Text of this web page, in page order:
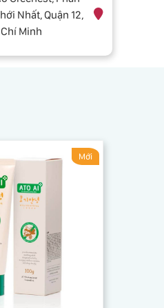
Nhất, Quận 12,
Minh
Mới